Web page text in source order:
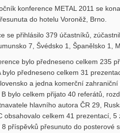
konference METAL 2011 se
do hotelu Voroněž, Brno.
se přihlásilo 379 účastníků,
7, Švédsko 1, Španělsko 1,
bylo předneseno celkem 235
bylo předneseno celkem 31
a jedna komerční zahraniční
B bylo celkem přijato 40 referátů,
hlavního autora ČR 29,
obsahovalo celkem 41 prezentací,
příspěvků přesunuto do posterové